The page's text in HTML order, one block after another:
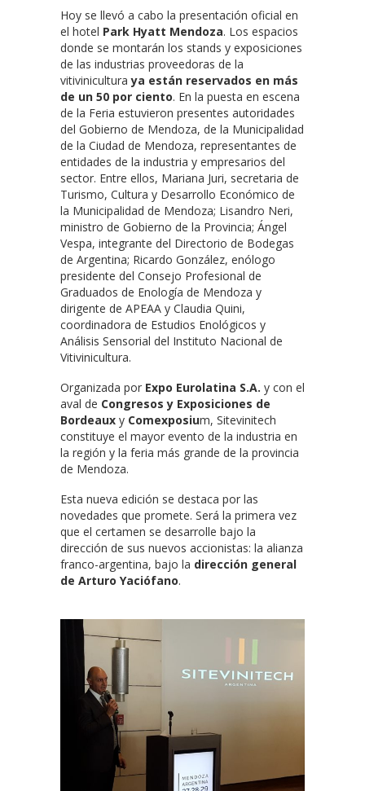
Hoy se llevó a cabo la presentación oficial en
el hotel Park Hyatt Mendoza. Los espacios
donde se montarán los stands y exposiciones
de las industrias proveedoras de la
vitiviniculturaya están reservados en más
de un 50 por ciento. En la puesta en escena
de la Feria estuvieron presentes autoridades
del Gobierno de Mendoza, de la Municipalidad
de la Ciudad de Mendoza, representantes de
entidades de la industria y empresarios del
sector. Entre ellos, Mariana Juri, secretaria de
Turismo, Cultura y Desarrollo Económico de
la Municipalidad de Mendoza; Lisandro Neri,
ministro de Gobierno de la Provincia; Ángel
Vespa, integrante del Directorio de Bodegas
de Argentina; Ricardo González, enólogo
presidente del Consejo Profesional de
Graduados de Enología de Mendoza y
dirigente de APEAA y Claudia Quini,
coordinadora de Estudios Enológicos y
Análisis Sensorial del Instituto Nacional de
Vitivinicultura.
Organizada por Expo Eurolatina S.A. y con el
aval de Congresos y Exposiciones de
Bordeaux y Comexposium, Sitevinitech
constituye el mayor evento de la industria en
la región y la feria más grande de la provincia
de Mendoza.
Esta nueva edición se destaca por las
novedades que promete. Será la primera vez
que el certamen se desarrolle bajo la
dirección de sus nuevos accionistas: la alianza
franco-argentina, bajo la dirección general
de Arturo Yaciófano.